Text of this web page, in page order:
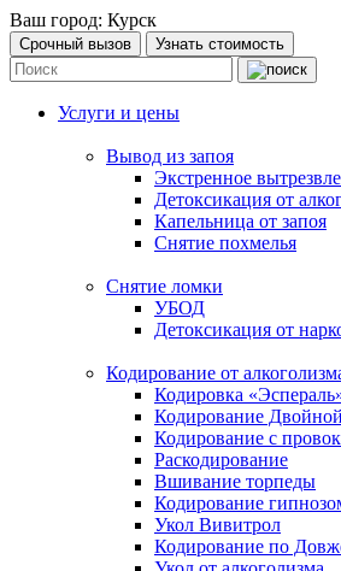
Ваш город: Курск
Срочный вызов Узнать стоимость
Услуги и цены
Вывод из запоя
Экстренное
Детоксикация от
Капельница от запоя
Снятие похмелья
Снятие ломки
УБОД
Детоксикация от
Кодирование от
Кодировка
Кодирование
Кодирование с
Раскодирование
Вшивание торпеды
Кодирование
Укол Вивитрол
Кодирование по